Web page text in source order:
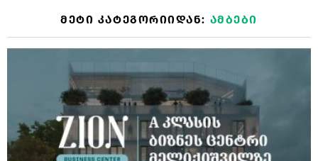
ᲛᲔᲢᲘ ᲙᲐᲢᲔᲒᲝᲠᲘᲘᲓᲐᲜ: ᲐᲛᲑᲔᲑᲘ